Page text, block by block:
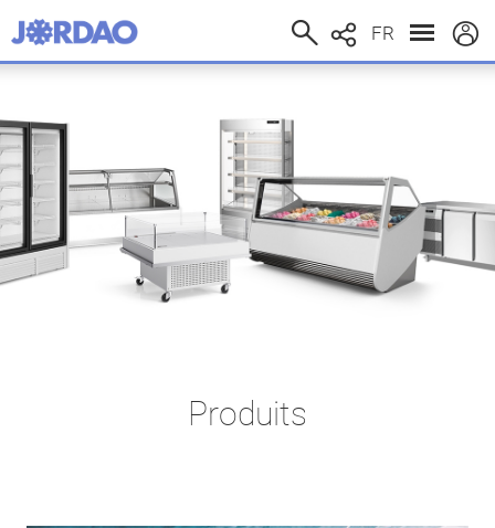
FR
Produits